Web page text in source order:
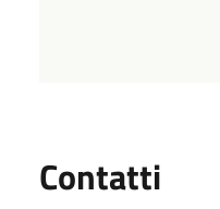
Contatti